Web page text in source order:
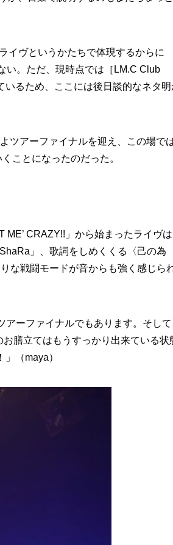
イヴというかたちで体現するからに
い。ただ、現時点では［LM.C Club
るため、ここには後日談的なネタ明
ツアーファイナルを迎え、この場で
ことになったのだった。
CRAZY!!」から始まったライヴは
」、歌詞をしめくくる〈己の為
な戦闘モードが音からも強く感じら
ーファイナルでもあります。そして
膳立てはもうすっかり出来ている状
（maya）